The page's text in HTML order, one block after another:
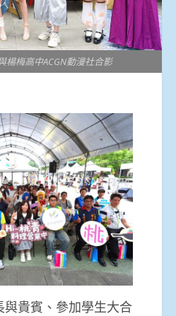
楊梅高中ACGN動漫社合影
與貴賓、參加學生大合